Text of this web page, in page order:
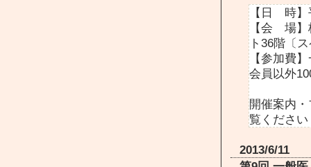
【日 時
【会 場】
ト36階〔
【参加費
会員以外
開催案内
覧ください
2013/6/11